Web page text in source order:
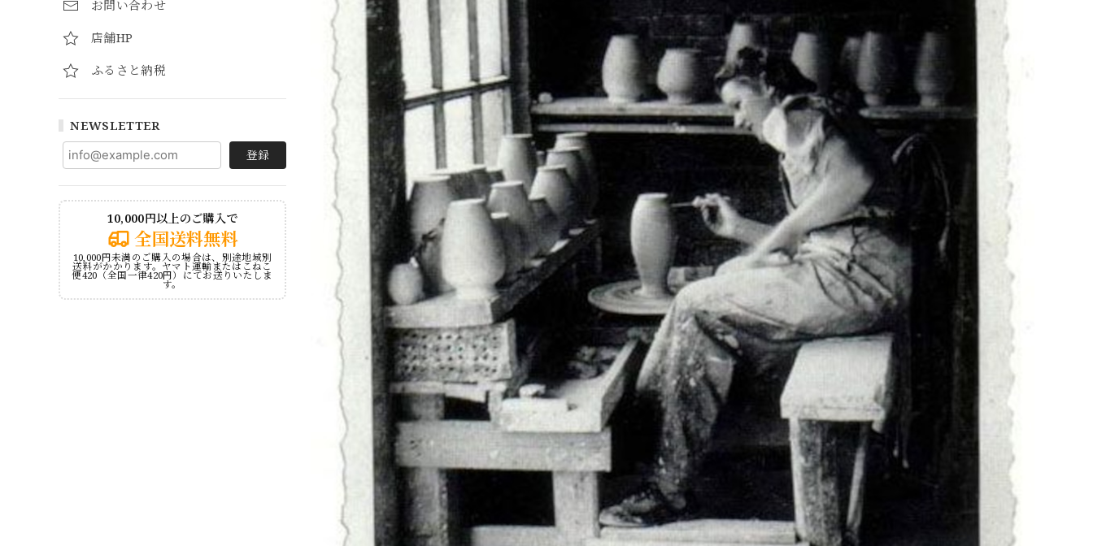
お問い合わせ
店舗HP
ふるさと納税
NEWSLETTER
登録
10,000円以上のご購入で
全国送料無料
10,000円未満のご購入の場合は、別途地域別
送料がかかります。ヤマト運輸またはこねこ
便420（全国一律420円）にてお送りいたしま
す。